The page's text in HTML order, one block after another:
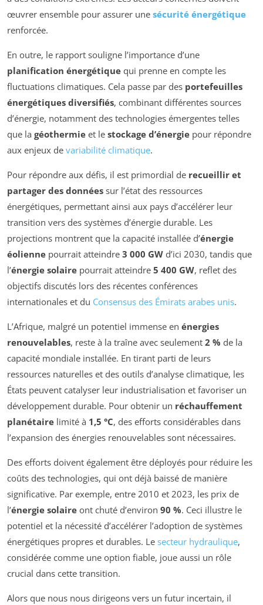
œuvrer ensemble pour assurer une sécurité énergétique
renforcée.
En outre, le rapport souligne l’importance d’une
planification énergétique qui prenne en compte les
fluctuations climatiques. Cela passe par des portefeuilles
énergétiques diversifiés, combinant différentes sources
d’énergie, notamment des technologies émergentes telles
que la géothermie et le stockage d’énergie pour répondre
aux enjeux de variabilité climatique.
Pour répondre aux défis, il est primordial de recueillir et
partager des données sur l’état des ressources
énergétiques, permettant ainsi aux pays d’accélérer leur
transition vers des systèmes d’énergie durable. Les
projections montrent que la capacité installée d’énergie
éolienne pourrait atteindre 3 000 GW d’ici 2030, tandis que
l’énergie solaire pourrait atteindre 5 400 GW, reflet des
objectifs discutés lors des récentes conférences
internationales et du Consensus des Émirats arabes unis.
L’Afrique, malgré un potentiel immense en énergies
renouvelables, reste à la traîne avec seulement 2 % de la
capacité mondiale installée. En tirant parti de leurs
ressources naturelles et des outils d’analyse climatique, les
États peuvent catalyser leur industrialisation et favoriser un
développement durable. Pour obtenir un réchauffement
planétaire limité à 1,5 °C, des efforts considérables dans
l’expansion des énergies renouvelables sont nécessaires.
Des efforts doivent également être déployés pour réduire les
coûts des technologies, qui ont déjà baissé de manière
significative. Par exemple, entre 2010 et 2023, les prix de
l’énergie solaire ont chuté d’environ 90 %. Ceci illustre le
potentiel et la nécessité d’accélérer l’adoption de systèmes
énergétiques propres et durables. Le secteur hydraulique,
considérée comme une option fiable, joue aussi un rôle
crucial dans cette transition.
Alors que nous nous dirigeons vers un futur incertain, il